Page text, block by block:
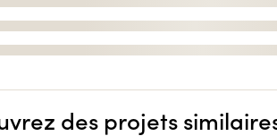
des projets